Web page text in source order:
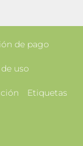
de pago
uso
Etiquetas